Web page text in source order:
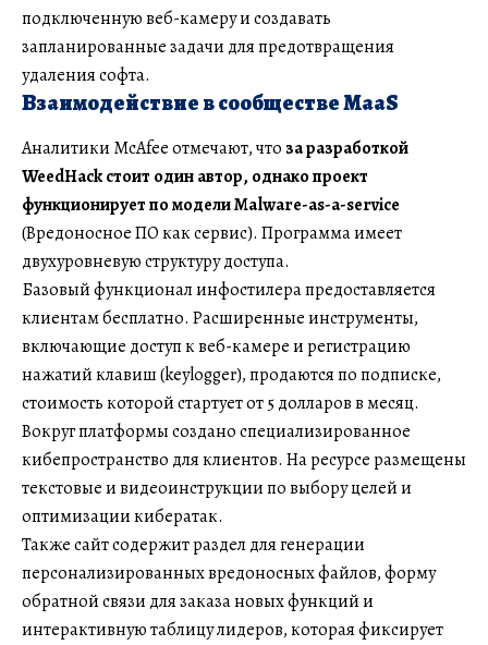
подключенную веб-камеру и создавать
запланированные задачи для предотвращения
удаления софта.
Взаимодействие в сообществе MaaS
Аналитики McAfee отмечают, что за разработкой
WeedHack стоит один автор, однако проект
функционирует по модели Malware-as-a-service
(Вредоносное ПО как сервис). Программа имеет
двухуровневую структуру доступа.
Базовый функционал инфостилера предоставляется
клиентам бесплатно. Расширенные инструменты,
включающие доступ к веб-камере и регистрацию
нажатий клавиш (keylogger), продаются по подписке,
стоимость которой стартует от 5 долларов в месяц.
Вокруг платформы создано специализированное
кибепространство для клиентов. На ресурсе размещены
текстовые и видеоинструкции по выбору целей и
оптимизации кибератак.
Также сайт содержит раздел для генерации
персонализированных вредоносных файлов, форму
обратной связи для заказа новых функций и
интерактивную таблицу лидеров, которая фиксирует